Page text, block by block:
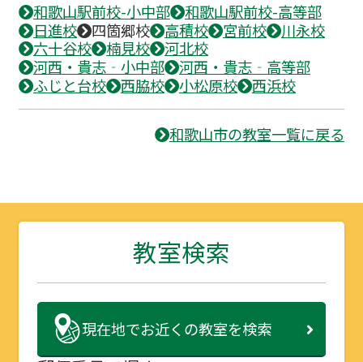
和歌山駅前校-小中部
和歌山駅前校-高等部
日進校
四箇郷校 高積校 宮前校
川永校
六十谷校
楠見校
河北校
河西・貴志‐小中部
河西・貴志‐高等部
ふじと台校
西脇校 小松原校 西浜校
和歌山市の教室一覧に戻る
教室検索
現在地でお近くの教室を検索